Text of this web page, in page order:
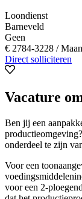
Loondienst
Barneveld
Geen
€ 2784-3228 /
Direct solliciteren
Vacature
Ben jij een
onderdeel te zijn
Voor een
voor een 2-